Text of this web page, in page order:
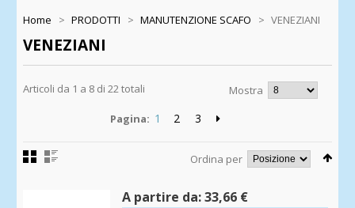
Home > PRODOTTI > MANUTENZIONE SCAFO > VENEZIANI
VENEZIANI
Articoli da 1 a 8 di 22 totali
Mostra
Pagina: 1 2 3
Ordina per
A partire da:33,66 €